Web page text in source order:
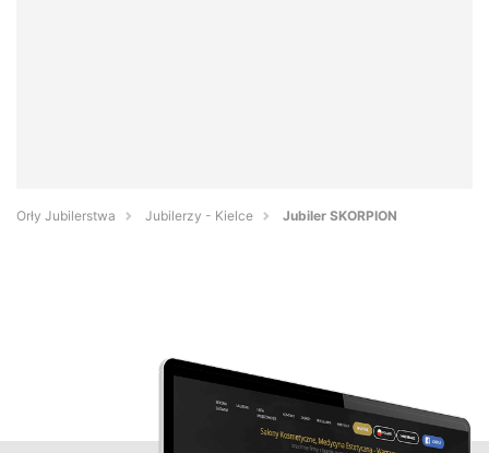
Orły Jubilerstwa Jubilerzy - Kielce Jubiler SKORPION